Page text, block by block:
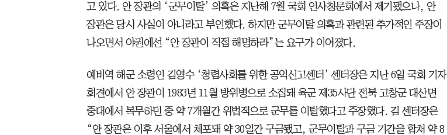
고 있다. 안 장관의 ‘군무이탈’ 의혹은 지난해 7월 국회 인사청문회에서 제기됐으나, 안
장관은 당시 사실이 아니라고 부인했다. 하지만 군무이탈 의혹과 관련된 추가적인 주장이
나오면서 야권에선 “안 장관이 직접 해명하라”는 요구가 이어졌다.
예비역 해군 소령인 김영수 ‘청렴사회를 위한 공익신고센터’ 센터장은 지난 6일 국회 기자
회견에서 안 장관이 1983년 11월 방위병으로 소집돼 육군 제35사단 전북 고창군 대산면
중대에서 복무하던 중 약 7개월간 위법적으로 군무를 이탈했다고 주장했다. 김 센터장은
“안 장관은 이후 서울에서 체포돼 약 30일간 구금됐고, 군무이탈과 구금 기간을 합쳐 약 8